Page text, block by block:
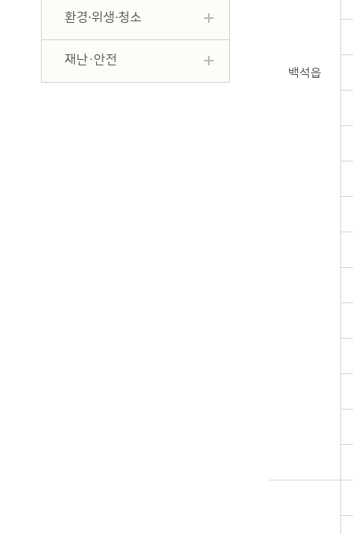
환경∙위생∙청소
재난·안전
백석읍